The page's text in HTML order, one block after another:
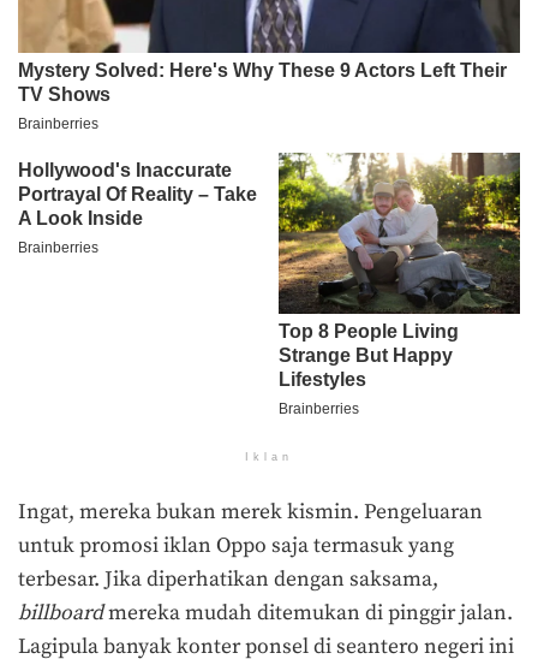
Iklan
Ingat, mereka bukan merek kismin. Pengeluaran
untuk promosi iklan Oppo saja termasuk yang
terbesar. Jika diperhatikan dengan saksama,
billboardmereka mudah ditemukan di pinggir jalan.
Lagipula banyak konter ponsel di seantero negeri ini